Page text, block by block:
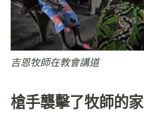
吉恩牧師在教會講道
槍手襲擊了牧師的家